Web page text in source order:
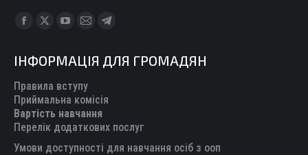
Find us on:
Facebook
opens
in
new
window
X
opens
in
new
window
YouTube
opens
in
new
window
Mail
opens
in
new
window
Telegram
opens
new
ІНФОРМАЦІЯ ДЛЯ ГРОМАДЯН
Правила вступу
Приймальна комісія
Вартість навчання
Перелік додаткових послуг
Умови доступності для навчання осіб з ооп